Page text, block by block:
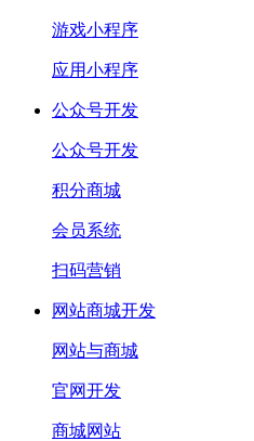
游戏小程序
应用小程序
公众号开发
公众号开发
积分商城
会员系统
扫码营销
网站商城开发
网站与商城
官网开发
商城网站